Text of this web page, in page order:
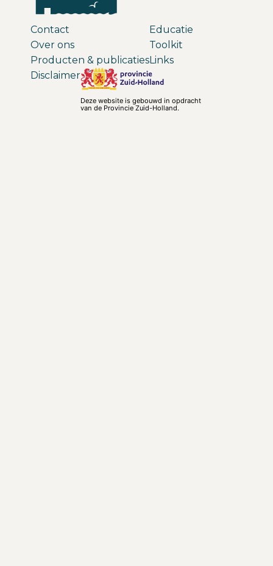
Contact
Over ons
Producten & publicaties
Educatie
Toolkit
Links
Disclaimer
Deze website is gebouwd in opdracht
van de Provincie Zuid-Holland.